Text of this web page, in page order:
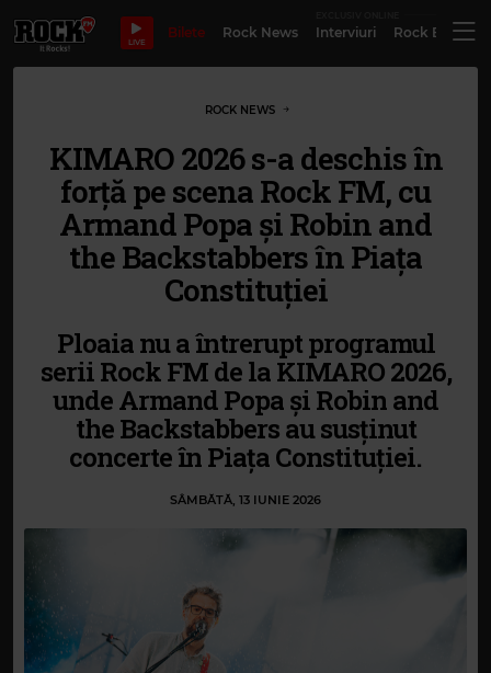
LIVE
Bilete Rock News Interviuri Rock
ROCK NEWS
KIMARO 2026 s-a deschis în
forță pe scena Rock FM, cu
Armand Popa și Robin and
the Backstabbers în Piața
Constituției
Ploaia nu a întrerupt programul
serii Rock FM de la KIMARO 2026,
unde Armand Popa și Robin and
the Backstabbers au susținut
concerte în Piața Constituției.
SÂMBĂTĂ, 13 IUNIE 2026